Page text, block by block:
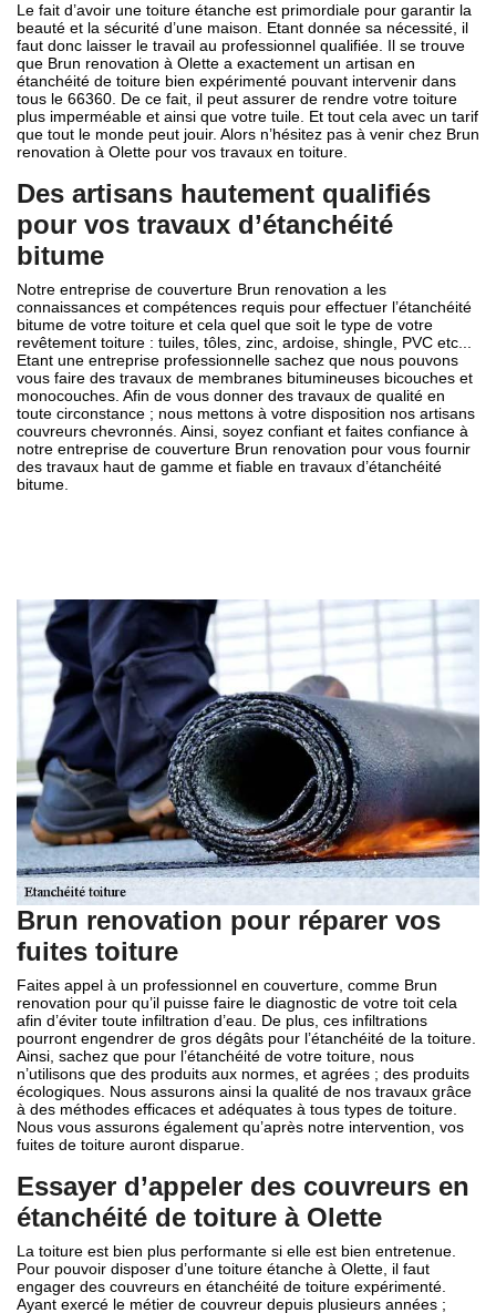
Le fait d’avoir une toiture étanche est primordiale pour garantir la
beauté et la sécurité d’une maison. Etant donnée sa nécessité, il
faut donc laisser le travail au professionnel qualifiée. Il se trouve
que Brun renovation à Olette a exactement un artisan en
étanchéité de toiture bien expérimenté pouvant intervenir dans
tous le 66360. De ce fait, il peut assurer de rendre votre toiture
plus imperméable et ainsi que votre tuile. Et tout cela avec un tarif
que tout le monde peut jouir. Alors n’hésitez pas à venir chez Brun
renovation à Olette pour vos travaux en toiture.
Des artisans hautement qualifiés
pour vos travaux d’étanchéité
bitume
Notre entreprise de couverture Brun renovation a les
connaissances et compétences requis pour effectuer l’étanchéité
bitume de votre toiture et cela quel que soit le type de votre
revêtement toiture : tuiles, tôles, zinc, ardoise, shingle, PVC etc...
Etant une entreprise professionnelle sachez que nous pouvons
vous faire des travaux de membranes bitumineuses bicouches et
monocouches. Afin de vous donner des travaux de qualité en
toute circonstance ; nous mettons à votre disposition nos artisans
couvreurs chevronnés. Ainsi, soyez confiant et faites confiance à
notre entreprise de couverture Brun renovation pour vous fournir
des travaux haut de gamme et fiable en travaux d’étanchéité
bitume.
Brun renovation pour réparer vos
fuites toiture
Faites appel à un professionnel en couverture, comme Brun
renovation pour qu’il puisse faire le diagnostic de votre toit cela
afin d’éviter toute infiltration d’eau. De plus, ces infiltrations
pourront engendrer de gros dégâts pour l’étanchéité de la toiture.
Ainsi, sachez que pour l’étanchéité de votre toiture, nous
n’utilisons que des produits aux normes, et agrées ; des produits
écologiques. Nous assurons ainsi la qualité de nos travaux grâce
à des méthodes efficaces et adéquates à tous types de toiture.
Nous vous assurons également qu’après notre intervention, vos
fuites de toiture auront disparue.
Essayer d’appeler des couvreurs en
étanchéité de toiture à Olette
La toiture est bien plus performante si elle est bien entretenue.
Pour pouvoir disposer d’une toiture étanche à Olette, il faut
engager des couvreurs en étanchéité de toiture expérimenté.
Ayant exercé le métier de couvreur depuis plusieurs années ;